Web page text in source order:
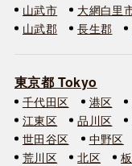
山武市
大網白里
山武郡
長生郡
東京都 Tokyo
千代田区 港区
江東区
品川区
世田谷区
中野区
荒川区
北区